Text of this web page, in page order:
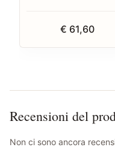
€ 61,60
Recensioni del
Non ci sono ancora